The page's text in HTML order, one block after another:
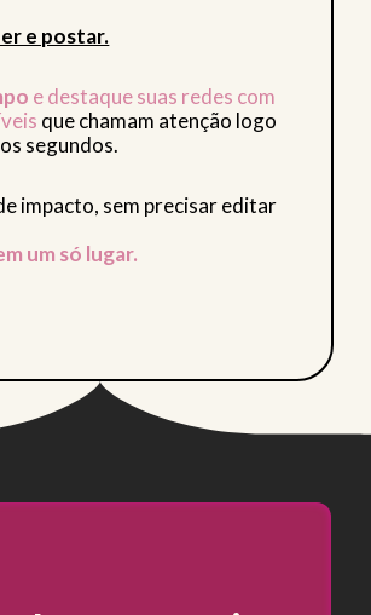
e postar.
e destaque suas redes com
que chamam atenção logo
segundos.
impacto, sem precisar editar
um só lugar.